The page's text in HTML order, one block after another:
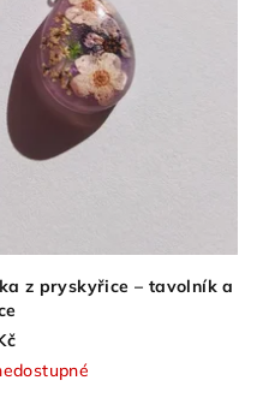
z pryskyřice – tavolník a